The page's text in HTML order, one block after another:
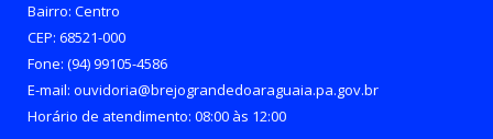
Bairro: Centro
CEP: 68521-000
Fone: (94) 99105-4586
E-mail: ouvidoria@brejograndedoaraguaia.pa.gov.br
Horário de atendimento: 08:00 às 12:00